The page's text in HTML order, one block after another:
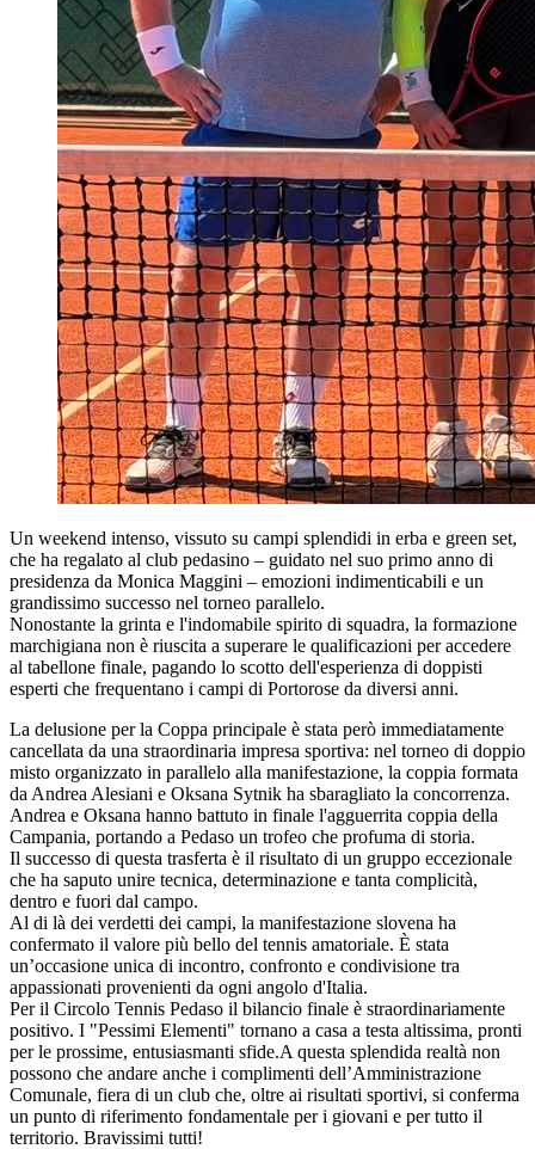
Un weekend intenso, vissuto su campi splendidi in erba e green set,
che ha regalato al club pedasino – guidato nel suo primo anno di
presidenza da Monica Maggini – emozioni indimenticabili e un
grandissimo successo nel torneo parallelo.
Nonostante la grinta e l'indomabile spirito di squadra, la formazione
marchigiana non è riuscita a superare le qualificazioni per accedere
al tabellone finale, pagando lo scotto dell'esperienza di doppisti
esperti che frequentano i campi di Portorose da diversi anni.
La delusione per la Coppa principale è stata però immediatamente
cancellata da una straordinaria impresa sportiva: nel torneo di doppio
misto organizzato in parallelo alla manifestazione, la coppia formata
da Andrea Alesiani e Oksana Sytnik ha sbaragliato la concorrenza.
Andrea e Oksana hanno battuto in finale l'agguerrita coppia della
Campania, portando a Pedaso un trofeo che profuma di storia.
Il successo di questa trasferta è il risultato di un gruppo eccezionale
che ha saputo unire tecnica, determinazione e tanta complicità,
dentro e fuori dal campo.
Al di là dei verdetti dei campi, la manifestazione slovena ha
confermato il valore più bello del tennis amatoriale. È stata
un’occasione unica di incontro, confronto e condivisione tra
appassionati provenienti da ogni angolo d'Italia.
Per il Circolo Tennis Pedaso il bilancio finale è straordinariamente
positivo. I "Pessimi Elementi" tornano a casa a testa altissima, pronti
per le prossime, entusiasmanti sfide.A questa splendida realtà non
possono che andare anche i complimenti dell’Amministrazione
Comunale, fiera di un club che, oltre ai risultati sportivi, si conferma
un punto di riferimento fondamentale per i giovani e per tutto il
territorio. Bravissimi tutti!